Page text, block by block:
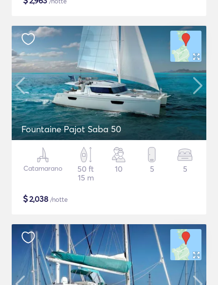
Fountaine Pajot Saba 50
Catamarano
50 ft
15 m
10 5 5
$2,038 /notte